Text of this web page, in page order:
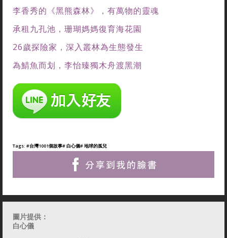
李香秀的《黑熊森林》，有萬物的靈魂
承租九孔池，珊瑚媽媽復育海花園
26歲探險家，深入叢林為生態發生
為鯖魚而划，李怡臻獨木舟渡黑潮
Tags: #台灣1001個故事# 白心儀# 地球的孤兒
圖片提供：
白心儀